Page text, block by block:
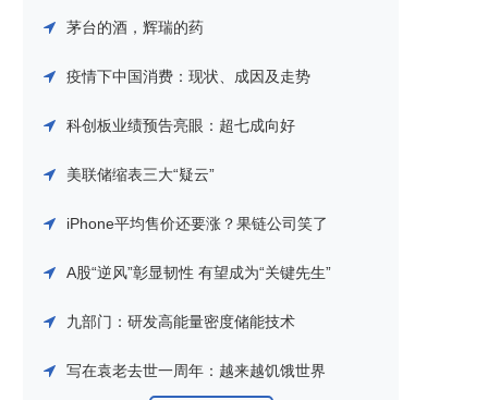
茅台的酒，辉瑞的药
疫情下中国消费：现状、成因及走势
科创板业绩预告亮眼：超七成向好
美联储缩表三大“疑云”
iPhone平均售价还要涨？果链公司笑了
A股“逆风”彰显韧性 有望成为“关键先生”
九部门：研发高能量密度储能技术
写在袁老去世一周年：越来越饥饿世界